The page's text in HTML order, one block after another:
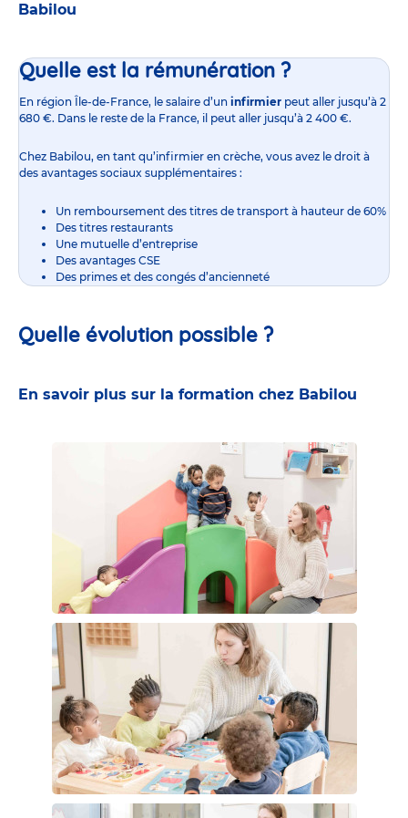
Babilou
Quelle est la rémunération ?
En région Île-de-France, le salaire d’un infirmier peut aller jusqu’à 2
680 €. Dans le reste de la France, il peut aller jusqu’à 2 400 €.
Chez Babilou, en tant qu’infirmier en crèche, vous avez le droit à
des avantages sociaux supplémentaires :
Un remboursement des titres de transport à hauteur de 60%
Des titres restaurants
Une mutuelle d’entreprise
Des avantages CSE
Des primes et des congés d’ancienneté
Quelle évolution possible ?
En savoir plus sur la formation chez Babilou